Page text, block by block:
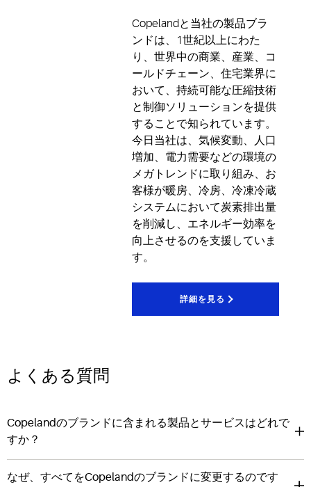
Copelandと当社の製品ブラ
ンドは、1世紀以上にわた
り、世界中の商業、産業、コ
ールドチェーン、住宅業界に
おいて、持続可能な圧縮技術
と制御ソリューションを提供
することで知られています。
今日当社は、気候変動、人口
増加、電力需要などの環境の
メガトレンドに取り組み、お
客様が暖房、冷房、冷凍冷蔵
システムにおいて炭素排出量
を削減し、エネルギー効率を
向上させるのを支援していま
す。
詳細を見る
よくある質問
Copelandのブランドに含まれる製品とサービスはどれで
すか？
なぜ、すべてをCopelandのブランドに変更するのです